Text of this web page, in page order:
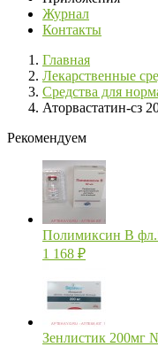
Журнал
Контакты
Главная
Лекарственные
Средства для
Аторвастатин-сз
Рекомендуем
Полимиксин В
1 168 ₽
Зенлистик 200мг